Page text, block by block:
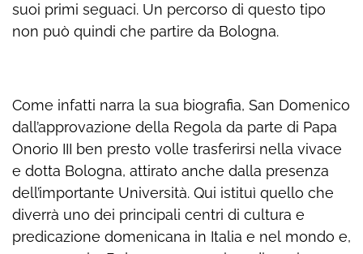
suoi primi seguaci. Un percorso di questo tipo
non può quindi che partire da Bologna.
Come infatti narra la sua biografia, San Domenico
dall’approvazione della Regola da parte di Papa
Onorio III ben presto volle trasferirsi nella vivace
e dotta Bologna, attirato anche dalla presenza
dell’importante Università. Qui istituì quello che
diverrà uno dei principali centri di cultura e
predicazione domenicana in Italia e nel mondo e,